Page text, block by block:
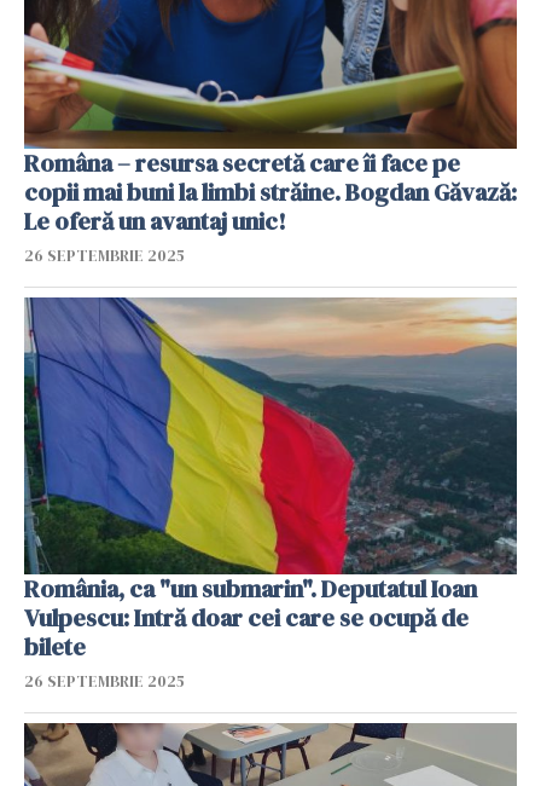
Româna – resursa secretă care îi face pe
copii mai buni la limbi străine. Bogdan Găvază:
Le oferă un avantaj unic!
26 SEPTEMBRIE 2025
România, ca "un submarin". Deputatul Ioan
Vulpescu: Intră doar cei care se ocupă de
bilete
26 SEPTEMBRIE 2025